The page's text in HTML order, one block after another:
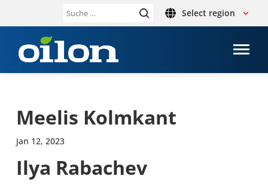
Suche Select region
Meelis Kolm­kant
Jan 12, 2023
Ilya Raba­chev